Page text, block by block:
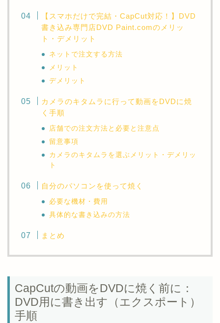
【スマホだけで完結・CapCut対応！】DVD
書き込み専門店DVD Paint.comのメリッ
ト・デメリット
ネットで注文する方法
メリット
デメリット
カメラのキタムラに行って動画をDVDに焼
く手順
店舗での注文方法と必要と注意点
留意事項
カメラのキタムラを選ぶメリット・デメリッ
ト
自分のパソコンを使って焼く
必要な機材・費用
具体的な書き込みの方法
まとめ
CapCutの動画をDVDに焼く前に：
DVD用に書き出す（エクスポート）
手順